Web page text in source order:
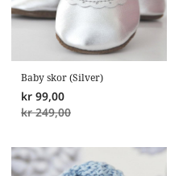
Baby skor (Silver)
kr 99,00
kr 249,00